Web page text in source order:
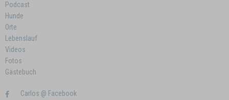
Podcast
Hunde
Orte
Lebenslauf
Videos
Fotos
Gästebuch
Carlos @ Facebook